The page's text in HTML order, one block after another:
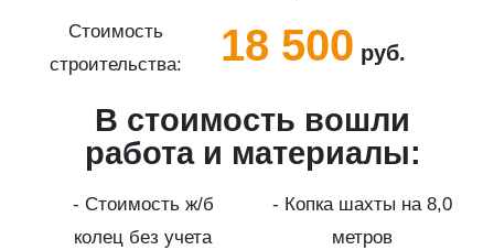
Стоимость
строительства:
18 500 руб.
В стоимость вошли
работа и материалы:
- Стоимость ж/б
колец без учета
- Копка шахты на 8,0
метров